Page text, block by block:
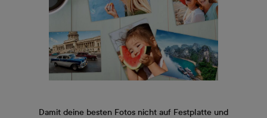
Damit deine besten Fotos nicht auf Festplatte und